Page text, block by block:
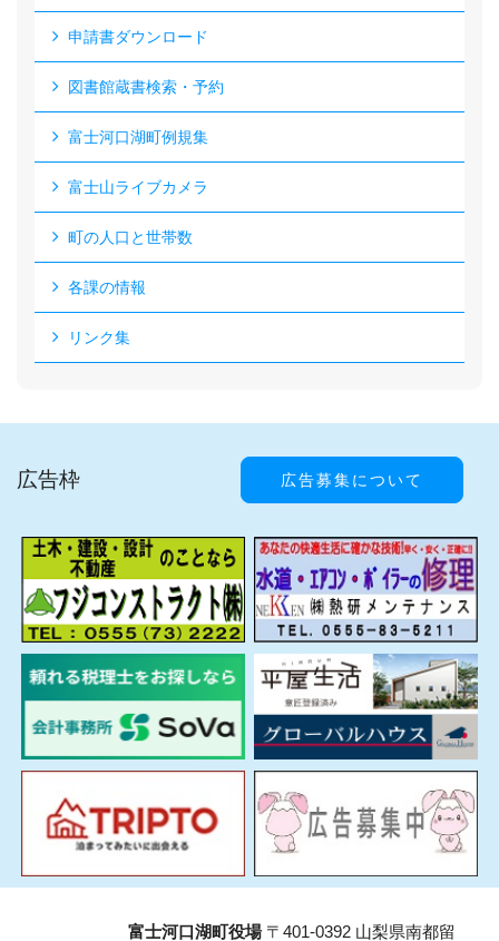
申請書ダウンロード
図書館蔵書検索・予約
富士河口湖町例規集
富士山ライブカメラ
町の人口と世帯数
各課の情報
リンク集
広告枠 広告募集について
富士河口湖町役場〒401-0392 山梨県南都留